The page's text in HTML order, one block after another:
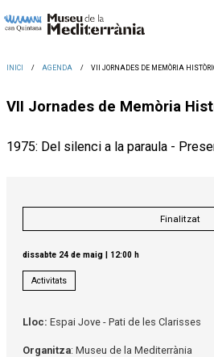
INICI AGENDA VII JORNADES DE MEMÒRIA
VII Jornades de Memòria
1975: Del silenci a la paraula -
Finalitzat
dissabte 24 de maig | 12:00 h
Activitats
Lloc: Espai Jove - Pati de les Clarisses
Organitza: Museu de la Mediterrània